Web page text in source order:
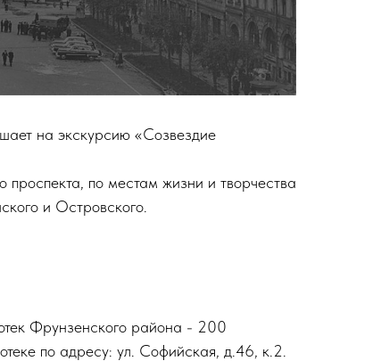
на экскурсию «Созвездие
по местам жизни и творчества
и Островского.
Фрунзенского района - 200
по адресу: ул. Софийская, д.46, к.2.